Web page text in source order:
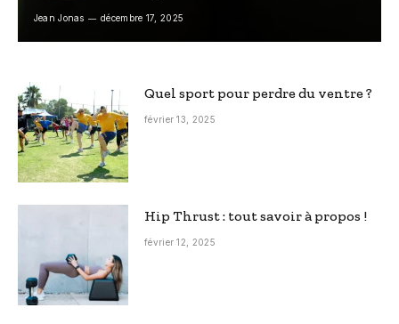
Jean Jonas décembre 17, 2025
Quel sport pour perdre du ventre ?
février 13, 2025
Hip Thrust : tout savoir à propos !
février 12, 2025